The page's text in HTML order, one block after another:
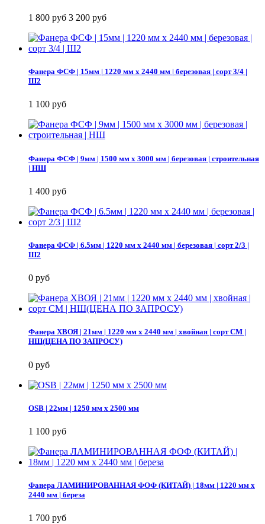
1 800 руб 3 200 руб
Фанера ФСФ | 15мм | 1220 мм х 2440 мм | березовая | сорт 3/4 |
Ш2
1 100 руб
Фанера ФСФ | 9мм | 1500 мм х 3000 мм | березовая | строительная
| НШ
1 400 руб
Фанера ФСФ | 6.5мм | 1220 мм х 2440 мм | березовая | сорт 2/3 |
Ш2
0 руб
Фанера ХВОЯ | 21мм | 1220 мм х 2440 мм | хвойная | сорт СМ |
НШ(ЦЕНА ПО ЗАПРОСУ)
0 руб
OSB | 22мм | 1250 мм х 2500 мм
1 100 руб
Фанера ЛАМИНИРОВАННАЯ ФОФ (КИТАЙ) | 18мм | 1220 мм х
2440 мм | береза
1 700 руб